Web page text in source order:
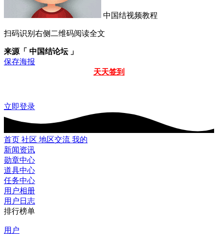
中国结视频教程
扫码识别右侧二维码阅读全文
来源「 中国结论坛 」
保存海报
天天签到
立即登录
首页 社区 地区交流 我的
新闻资讯
勋章中心
道具中心
任务中心
用户相册
用户日志
排行榜单
用户